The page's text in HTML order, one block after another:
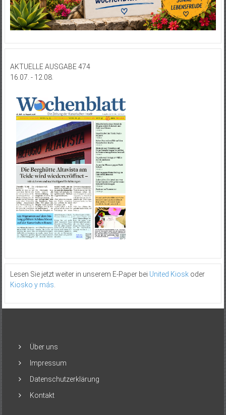
AKTUELLE AUSGABE 474
16.07. - 12.08.
Lesen Sie jetzt weiter in unserem E-Paper bei United Kioskoder
Kiosko y más.
Über uns
Impressum
Datenschutzerklärung
Kontakt